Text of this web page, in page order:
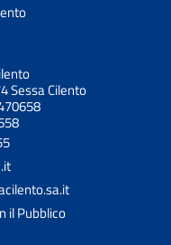
Sessa Cilento
il Pubblico